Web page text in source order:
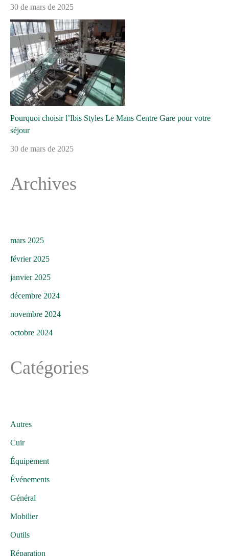
30 de mars de 2025
Pourquoi choisir l’Ibis Styles Le Mans Centre Gare pour votre
séjour
30 de mars de 2025
Archives
mars 2025
février 2025
janvier 2025
décembre 2024
novembre 2024
octobre 2024
Catégories
Autres
Cuir
Équipement
Événements
Général
Mobilier
Outils
Réparation